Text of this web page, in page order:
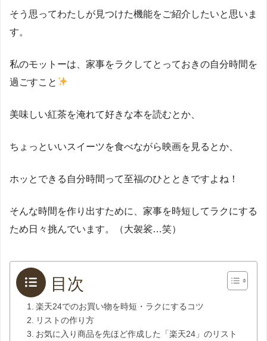
そう思ってわたしが見つけた機能をご紹介したいと思いま
す。
私のモットーは、家事をラクしてとっておきの自分時間を
過ごすこと
美味しい紅茶を淹れて好きな本を読むとか、
ちょっといいスイーツを食べながら映画を見るとか、
ホッとできる自分時間って至福のひとときですよね！
そんな時間を作り出すために、家事を時短してラクにする
ため日々挑んでいます。（大袈裟…笑）
目次
楽天24でのお買い物を時短・ラクにするコツ
リストの作り方
お気に入り商品を先ほど作成した「楽天24」のリスト